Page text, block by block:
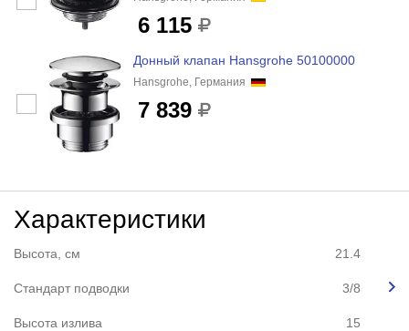
6 115
Донный клапан Hansgrohe 50100000
Hansgrohe, Германия
7 839
Характеристики
Высота, см 21.4
Стандарт подводки 3/8
Высота излива 15